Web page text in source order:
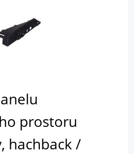
prostoru
hachback /